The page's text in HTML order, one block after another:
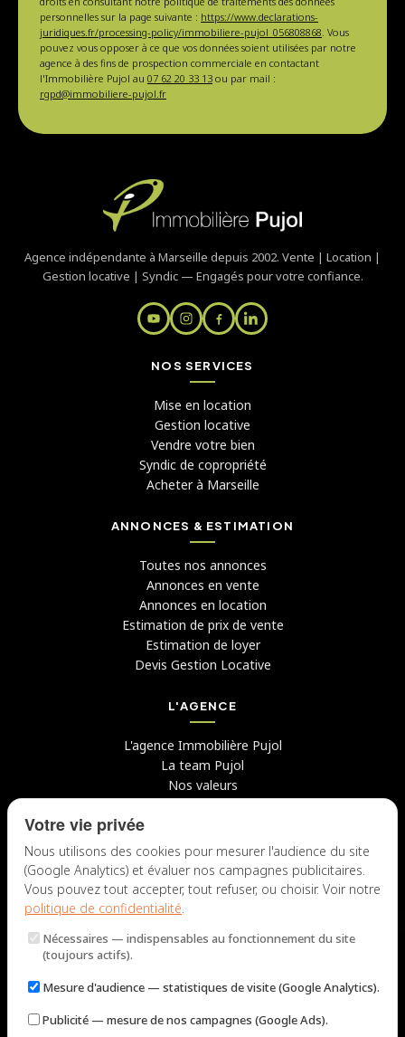
personnelles sur la page suivante : https://www.declarations-
juridiques.fr/processing-policy/immobiliere-pujol_056808868. Vous
pouvez vous opposer à ce que vos données soient utilisées par notre
agence à des fins de prospection commerciale en contactant
l'Immobilière Pujol au 07 62 20 33 13 ou par mail :
rgpd@immobiliere-pujol.fr
Agence indépendante à Marseille depuis 2002. Vente | Location |
Gestion locative | Syndic — Engagés pour votre confiance.
NOS SERVICES
Mise en location
Gestion locative
Vendre votre bien
Syndic de copropriété
Acheter à Marseille
ANNONCES & ESTIMATION
Toutes nos annonces
Annonces en vente
Annonces en location
Estimation de prix de vente
Estimation de loyer
Devis Gestion Locative
L'AGENCE
L'agence Immobilière Pujol
La team Pujol
Nos valeurs
Avis clients
Candidater chez nous
NOUS CONTACTER
Lun – Jeu : 9h – 12h / 14h – 18h
Votre vie privée
Nous utilisons des cookies pour mesurer l'audience du site
(Google Analytics) et évaluer nos campagnes publicitaires.
Vous pouvez tout accepter, tout refuser, ou choisir. Voir notre
politique de confidentialité.
Nécessaires — indispensables au fonctionnement du site
(toujours actifs).
Mesure d'audience — statistiques de visite (Google Analytics).
Publicité — mesure de nos campagnes (Google Ads).